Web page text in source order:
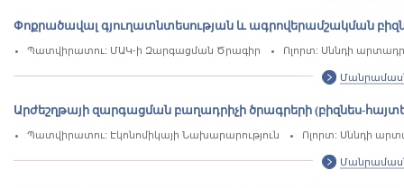
Փոքրածավալ գյուղատնտեսության և ագրովերամշակման
Պատվիրատու: ՄԱԿ-ի Զարգացման Ծրագիր Ոլորտ: Սննդի
Արժեշղթայի զարգացման բաղադրիչի ծրագրերի (բիզնես-
Պատվիրատու: Էկոնոմիկայի Նախարարություն Ոլորտ: Սննդի